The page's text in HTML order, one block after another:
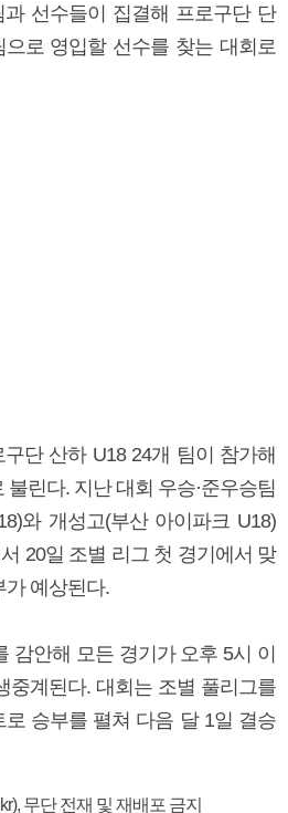
선수들이 집결해 프로구단 단
로 영입할 선수를 찾는 대회로
단 산하 U18 24개 팀이 참가해
불린다. 지난 대회 우승·준우승팀
와 개성고(부산 아이파크 U18)
20일 조별 리그 첫 경기에서 맞
가 예상된다.
감안해 모든 경기가 오후 5시 이
중계된다. 대회는 조별 풀리그를
승부를 펼쳐 다음 달 1일 결승
무단 전재 및 재배포 금지